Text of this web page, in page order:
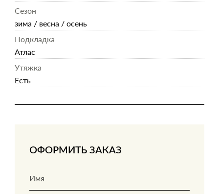
Сезон
зима / весна / осень
Подкладка
Атлас
Утяжка
Есть
ОФОРМИТЬ ЗАКАЗ